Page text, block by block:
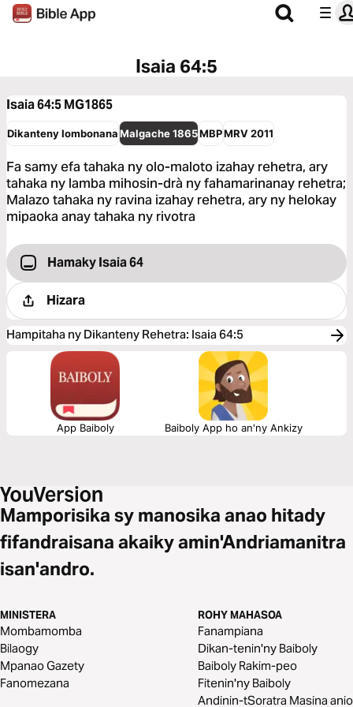
Isaia 64:5
Isaia 64:5MG1865
Dikanteny IombonanaMalgache 1865MBPMRV 2011
Fa samy efa tahaka ny olo-maloto izahay rehetra, ary
tahaka ny lamba mihosin-drà ny fahamarinanay rehetra;
Malazo tahaka ny ravina izahay rehetra, ary ny helokay
mipaoka anay tahaka ny rivotra
Hamaky Isaia 64
Hizara
Hampitaha ny Dikanteny Rehetra: Isaia 64:5
App Baiboly Baiboly App ho an'ny Ankizy
Mamporisika sy manosika anao hitady
fifandraisana akaiky amin'Andriamanitra
isan'andro.
MINISTERA
Mombamomba
Bilaogy
Mpanao Gazety
Fanomezana
ROHY MAHASOA
Fanampiana
Dikan-tenin'ny Baiboly
Baiboly Rakim-peo
Fitenin'ny Baiboly
Andinin-tSoratra Masina anio